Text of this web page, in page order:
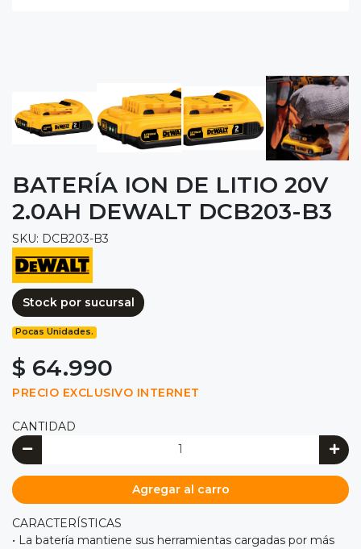
BATERÍA ION DE LITIO 20V
2.0AH DEWALT DCB203-B3
SKU: DCB203-B3
Stock por sucursal
Pocas Unidades.
$ 64.990
PRECIO EXCLUSIVO INTERNET
CANTIDAD
Agregar al carro
CARACTERÍSTICAS
• La batería mantiene sus herramientas cargadas por más